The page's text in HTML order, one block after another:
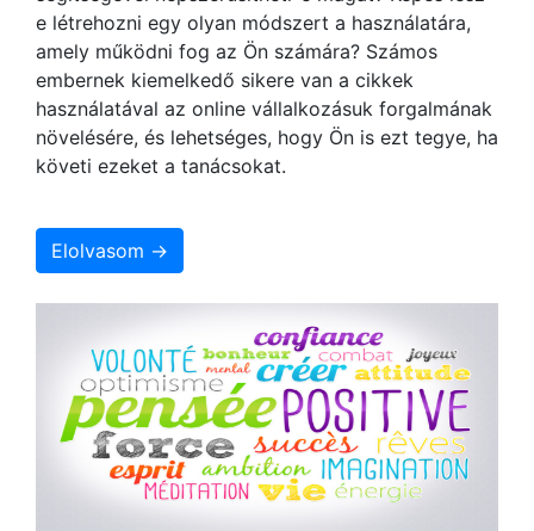
e létrehozni egy olyan módszert a használatára,
amely működni fog az Ön számára? Számos
embernek kiemelkedő sikere van a cikkek
használatával az online vállalkozásuk forgalmának
növelésére, és lehetséges, hogy Ön is ezt tegye, ha
követi ezeket a tanácsokat.
Elolvasom →